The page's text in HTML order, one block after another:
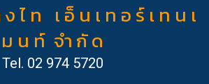
ไ ท เ อ็ น เ ท อ ร์ เ ท น เ
ม น ท์ จำ กั ด
Tel. 02 974 5720